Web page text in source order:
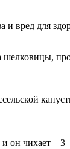
вред для
шелковицы,